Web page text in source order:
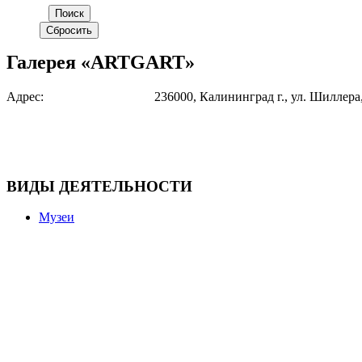
Галерея «ARTGART»
Адрес: 236000, Калининград г., ул.
ВИДЫ ДЕЯТЕЛЬНОСТИ
Музеи